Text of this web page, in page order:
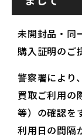
未開封品・同
購入証明のご
警察署により
買取ご利用の
等）の確認を
利用日の間隔